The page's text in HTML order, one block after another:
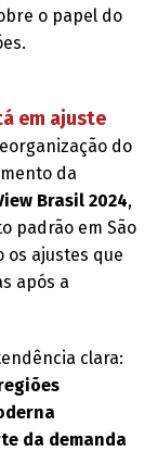
o papel do
em ajuste
do
da
Brasil 2024,
padrão em São
os ajustes que
após a
clara:
da demanda